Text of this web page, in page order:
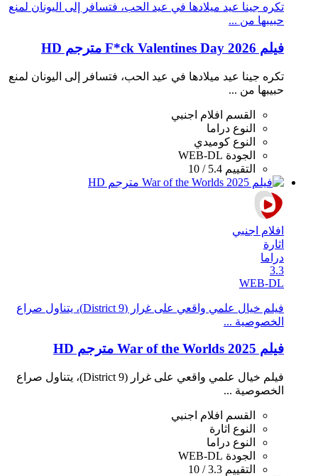
تكره جينا عيد ميلادها في عيد الحب، فتسافر إلى اليونان لمنع
حبيبها من ...
فيلم F*ck Valentines Day 2026 مترجم HD
تكره جينا عيد ميلادها في عيد الحب، فتسافر إلى اليونان لمنع
حبيبها من ...
القسم
افلام اجنبي
النوع دراما
النوع كوميدي
الجودة WEB-DL
التقييم 5.4 / 10
افلام اجنبي
اثارة
دراما
3.3
WEB-DL
فيلم خيال علمي واقعي على غرار (District 9)، يتناول صراع
الخصوصية ...
فيلم War of the Worlds 2025 مترجم HD
فيلم خيال علمي واقعي على غرار (District 9)، يتناول صراع
الخصوصية ...
القسم
افلام اجنبي
النوع اثارة
النوع دراما
الجودة WEB-DL
التقييم 3.3 / 10